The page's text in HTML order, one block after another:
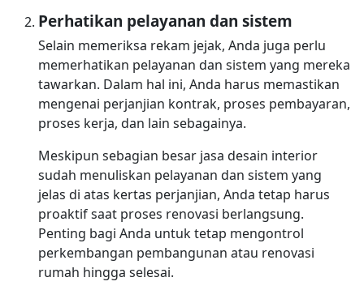
Perhatikan pelayanan dan sistem
Selain memeriksa rekam jejak, Anda juga perlu
memerhatikan pelayanan dan sistem yang mereka
tawarkan. Dalam hal ini, Anda harus memastikan
mengenai perjanjian kontrak, proses pembayaran,
proses kerja, dan lain sebagainya.
Meskipun sebagian besar jasa desain interior
sudah menuliskan pelayanan dan sistem yang
jelas di atas kertas perjanjian, Anda tetap harus
proaktif saat proses renovasi berlangsung.
Penting bagi Anda untuk tetap mengontrol
perkembangan pembangunan atau renovasi
rumah hingga selesai.